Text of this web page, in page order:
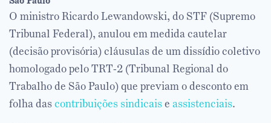
O ministro Ricardo Lewandowski, do STF (Supremo
Tribunal Federal), anulou em medida cautelar
(decisão provisória) cláusulas de um dissídio coletivo
homologado pelo TRT-2 (Tribunal Regional do
Trabalho de São Paulo) que previam o desconto em
folha dascontribuições sindicaise assistenciais.